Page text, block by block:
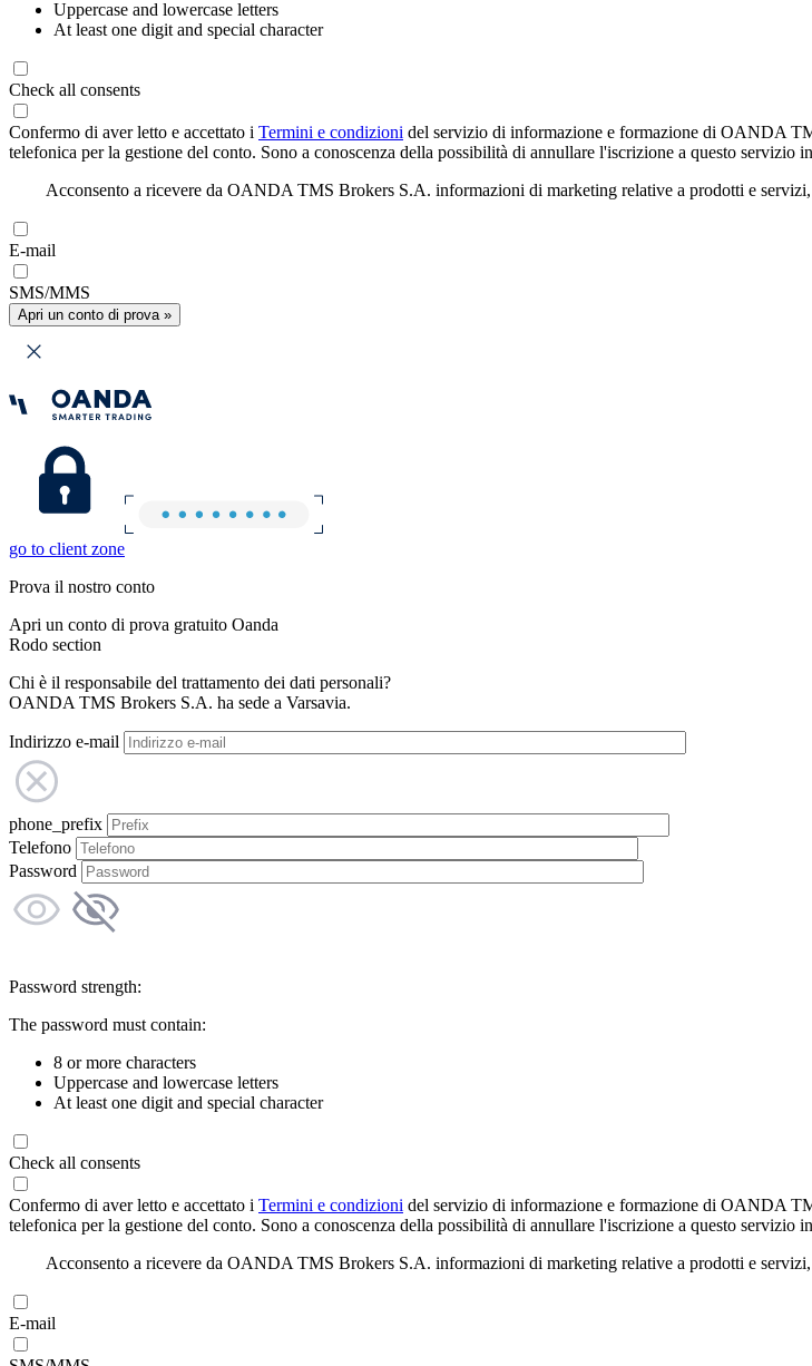
Uppercase and lowercase letters
At least one digit and special character
Check all consents
Confermo di aver letto e accettato i Termini e condizioni del servizio di informazione e formazione di OANDA
telefonica per la gestione del conto. Sono a conoscenza della possibilità di annullare l'iscrizione a questo servizio
Acconsento a ricevere da OANDA TMS Brokers S.A. informazioni di marketing relative a prodotti e
E-mail
SMS/MMS
Apri un conto di prova »
go to client zone
Prova il nostro conto
Apri un conto di prova gratuito Oanda
Rodo section
Chi è il responsabile del trattamento dei dati personali?
OANDA TMS Brokers S.A. ha sede a Varsavia.
Indirizzo e-mail
phone_prefix
Telefono
Password
Password strength:
The password must contain:
8 or more characters
Uppercase and lowercase letters
At least one digit and special character
Check all consents
Confermo di aver letto e accettato i Termini e condizioni del servizio di informazione e formazione di OANDA
telefonica per la gestione del conto. Sono a conoscenza della possibilità di annullare l'iscrizione a questo servizio
Acconsento a ricevere da OANDA TMS Brokers S.A. informazioni di marketing relative a prodotti e
E-mail